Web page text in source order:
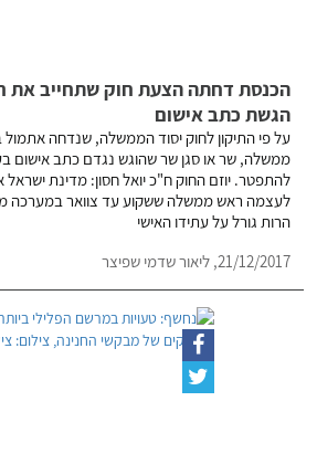
הכנסת דחתה הצעת חוק שתחייב
הגשת כתב אישום
על פי התיקון לחוק יסוד הממשלה, שנדחה
ממשלה, שר או סגן שר שהוגש נגדם כתב אישום
להתפטר. יוזם החוק ח"כ יואל חסון: מדינת ישראל
לעצמה ראש ממשלה ששקוע עד צוואר במערכה
הרות גורל על עתידו האישי
21/12/2017, ליאור שדמי שפיצר